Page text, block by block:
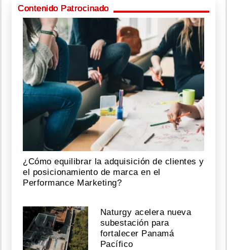
Contenido Patrocinado
¿Cómo equilibrar la adquisición de clientes y
el posicionamiento de marca en el
Performance Marketing?
Naturgy acelera nueva
subestación para
fortalecer Panamá
Pacífico